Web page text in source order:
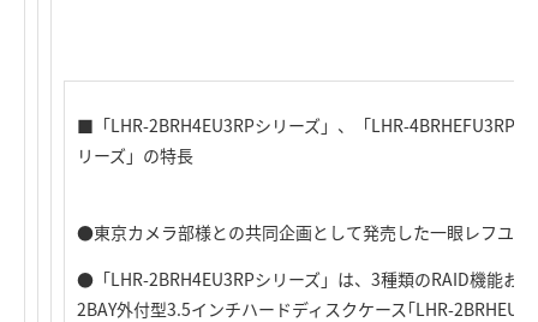
■「LHR-2BRH4EU3RPシリーズ」、「LHR-4BRHEFU3RP
リーズ」の特長
●東京カメラ部様との共同企画として発売した一眼レフユー
●「LHR-2BRH4EU3RPシリーズ」は、3種類のRAID機能お
2BAY外付型3.5インチハードディスクケース｢LHR-